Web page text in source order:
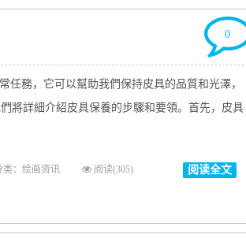
0
任務，它可以幫助我們保持皮具的品質和光澤，
將詳細介紹皮具保養的步驟和要領。首先，皮具
阅读全文
类：绘画资讯 阅读(305)